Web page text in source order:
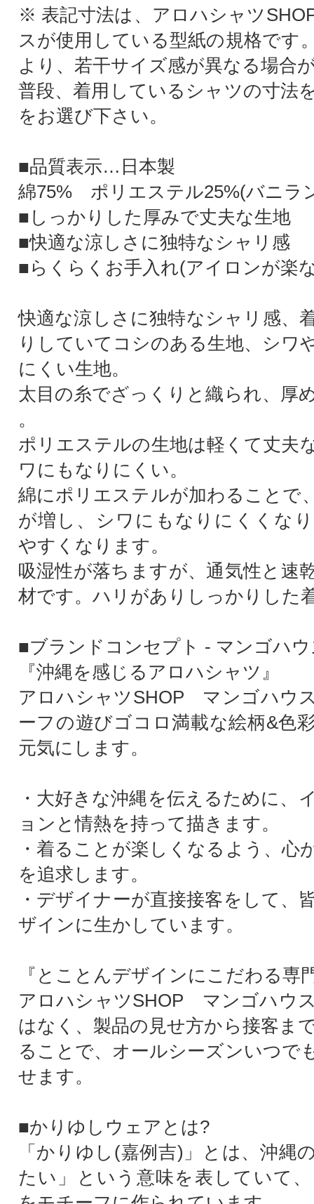
※ 表記寸法は、アロハシャツ
スが使用している型紙の規格です
より、若干サイズ感が異なる場合
普段、着用しているシャツの寸法
をお選び下さい。
■品質表示…日本製
綿75% ポリエステル25%(バニラ
■しっかりした厚みで丈夫な生地
■快適な涼しさに独特なシャリ感
■らくらくお手入れ(アイロンが楽
快適な涼しさに独特なシャリ感、
りしていてコシのある生地、シワ
にくい生地。
太目の糸でざっくりと織られ、厚
。
ポリエステルの生地は軽くて丈夫
ワにもなりにくい。
綿にポリエステルが加わることで
が増し、シワにもなりにくくな
やすくなります。
吸湿性が落ちますが、通気性と速
材です。ハリがありしっかりした
■ブランドコンセプト - マンゴハ
『沖縄を感じるアロハシャツ』
アロハシャツSHOP マンゴハウ
ーフの遊びゴコロ満載な絵柄&色
元気にします。
・大好きな沖縄を伝えるために、
ョンと情熱を持って描きます。
・着ることが楽しくなるよう、心
を追求します。
・デザイナーが直接接客をして、
ザインに生かしています。
『とことんデザインにこだわる専
アロハシャツSHOP マンゴハウ
はなく、製品の見せ方から接客ま
ることで、オールシーズンいつで
せます。
■かりゆしウェアとは?
「かりゆし(嘉例吉)」とは、沖縄
たい」という意味を表していて